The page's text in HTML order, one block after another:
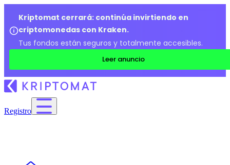
Kriptomat cerrará: continúa invirtiendo en
criptomonedas con Kraken.
Tus fondos están seguros y totalmente accesibles.
Leer anuncio
Registro